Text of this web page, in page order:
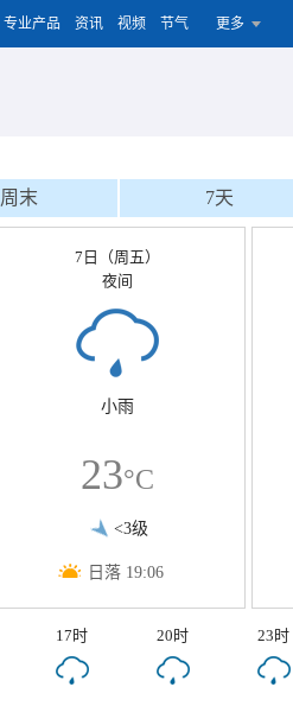
专业产品 资讯 视频 节气 更多
周末 7天
7日（周五）
夜间
小雨
23°C
<3级
日落 19:06
17时 20时 23时